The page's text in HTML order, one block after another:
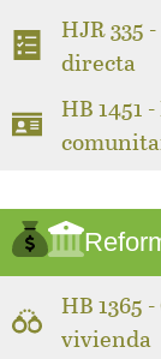
HJR 335
directa
HB 1451
HB 1365
vivienda